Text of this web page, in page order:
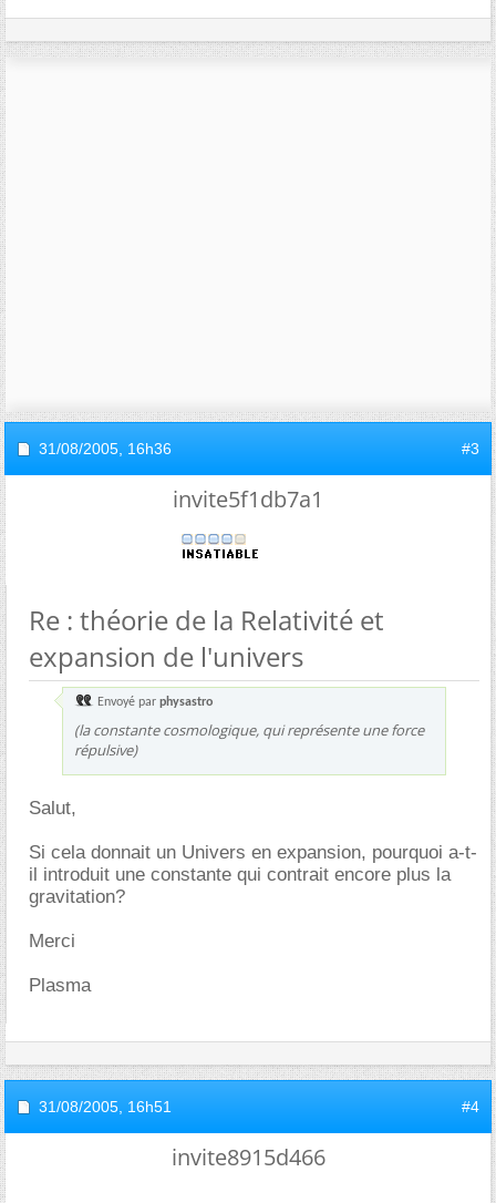
31/08/2005, 16h36 #3
invite5f1db7a1
Re : théorie de la Relativité et
expansion de l'univers
Envoyé par physastro
(la constante cosmologique, qui représente une force
répulsive)
Salut,
Si cela donnait un Univers en expansion, pourquoi a-t-
il introduit une constante qui contrait encore plus la
gravitation?
Merci
Plasma
31/08/2005, 16h51 #4
invite8915d466